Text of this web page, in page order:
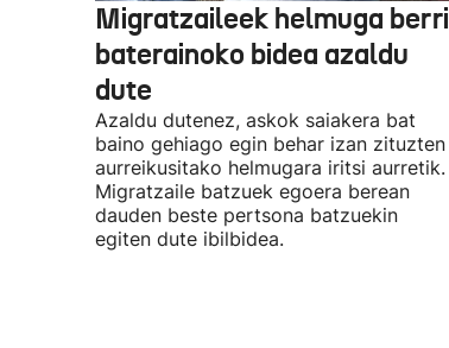
Migratzaileek helmuga berri
baterainoko bidea azaldu
dute
Azaldu dutenez, askok saiakera bat
baino gehiago egin behar izan zituzten
aurreikusitako helmugara iritsi aurretik.
Migratzaile batzuek egoera berean
dauden beste pertsona batzuekin
egiten dute ibilbidea.